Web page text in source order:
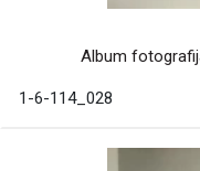
Album
1-6-114_028